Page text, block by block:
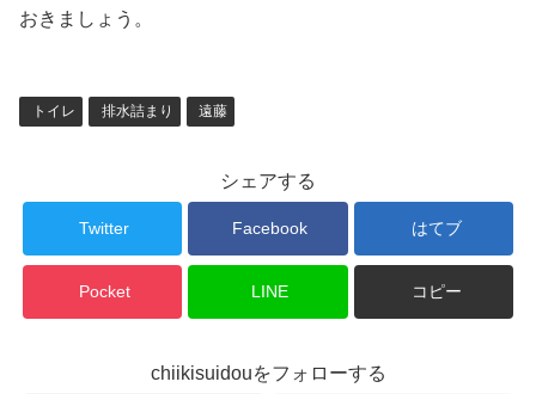
おきましょう。
トイレ 排水詰まり 遠藤
シェアする
Twitter Facebook はてブ
Pocket LINE コピー
chiikisuidouをフォローする